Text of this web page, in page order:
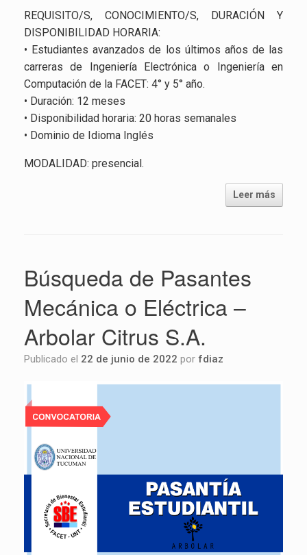
REQUISITO/S, CONOCIMIENTO/S, DURACIÓN Y
DISPONIBILIDAD HORARIA:
• Estudiantes avanzados de los últimos años de las
carreras de Ingeniería Electrónica o Ingeniería en
Computación de la FACET: 4° y 5° año.
• Duración: 12 meses
• Disponibilidad horaria: 20 horas semanales
• Dominio de Idioma Inglés
MODALIDAD: presencial.
Leer más
Búsqueda de Pasantes
Mecánica o Eléctrica –
Arbolar Citrus S.A.
Publicado el 22 de junio de 2022 por fdiaz